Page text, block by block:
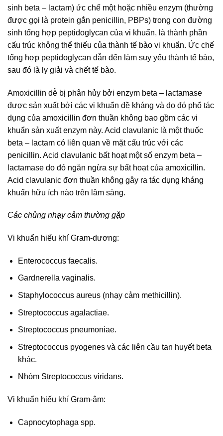
sinh beta – lactam) ức chế một hoặc nhiều enzym (thường
được gọi là protein gắn penicillin, PBPs) trong con đường
sinh tổng hợp peptidoglycan của vi khuẩn, là thành phần
cấu trúc không thể thiếu của thành tế bào vi khuẩn. Ức chế
tổng hợp peptidoglycan dẫn đến làm suy yếu thành tế bào,
sau đó là ly giải và chết tế bào.
Amoxicillin dễ bị phân hủy bởi enzym beta – lactamase
được sản xuất bởi các vi khuẩn đề kháng và do đó phổ tác
dụng của amoxicillin đơn thuần không bao gồm các vi
khuẩn sản xuất enzym này. Acid clavulanic là một thuốc
beta – lactam có liên quan về mặt cấu trúc với các
penicillin. Acid clavulanic bất hoạt một số enzym beta –
lactamase do đó ngăn ngừa sự bất hoạt của amoxicillin.
Acid clavulanic đơn thuần không gây ra tác dụng kháng
khuẩn hữu ích nào trên lâm sàng.
Các chủng nhạy cảm thường gặp
Vi khuẩn hiếu khí Gram-dương:
Enterococcus faecalis.
Gardnerella vaginalis.
Staphylococcus aureus (nhạy cảm methicillin).
Streptococcus agalactiae.
Streptococcus pneumoniae.
Streptococcus pyogenes và các liên cầu tan huyết beta
khác.
Nhóm Streptococcus viridans.
Vi khuẩn hiếu khí Gram-âm:
Capnocytophaga spp.